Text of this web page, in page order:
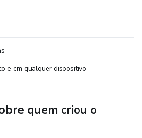
e em qualquer dispositivo
quem criou o